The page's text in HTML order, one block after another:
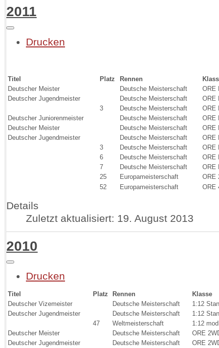
2011
Drucken
Titel Platz Rennen
Deutscher Meister
Deutsche Meisterschaft
ORE
Deutscher Jugendmeister
Deutsche Meisterschaft
ORE
3
Deutsche Meisterschaft
ORE
Deutscher Juniorenmeister
Deutsche Meisterschaft
ORE
Deutscher Meister
Deutsche Meisterschaft
ORE
Deutscher Jugendmeister
Deutsche Meisterschaft
ORE
3
Deutsche Meisterschaft
ORE
6
Deutsche Meisterschaft
ORE
7
Deutsche Meisterschaft
ORE
25
Europameisterschaft
ORE
52
Europameisterschaft ORE
Details
Zuletzt aktualisiert: 19. August 2013
2010
Drucken
Titel Platz Rennen
Klasse
Deutscher Vizemeister
Deutsche Meisterschaft
1:12
Deutscher Jugendmeister
Deutsche Meisterschaft
1:12
47
Weltmeisterschaft
1:12 mod
Deutscher Meister
Deutsche Meisterschaft
ORE
Deutscher Jugendmeister
Deutsche Meisterschaft
ORE